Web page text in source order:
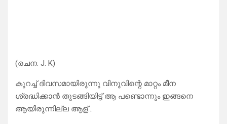
(രചന: J. K)
കുറച്ച് ദിവസമായിരുന്നു വിനുവിന്റെ മാറ്റം മീന
ശ്രദ്ധിക്കാൻ തുടങ്ങിയിട്ട് ആ പണ്ടൊന്നും ഇങ്ങനെ
ആയിരുന്നില്ല ആള്…